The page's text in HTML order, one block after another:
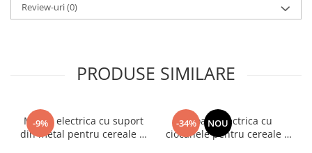
Review-uri(0)
PRODUSE SIMILARE
-9%
Moara electrica cu suport
din metal pentru cereale si
-34% NOU
Moara electrica cu
ciocanele pentru cereale si